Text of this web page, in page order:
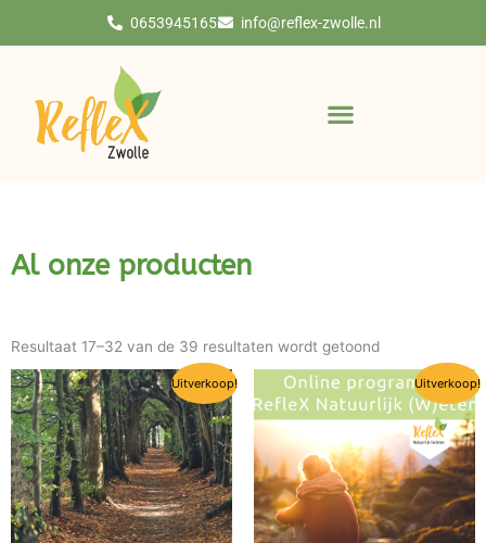
0653945165 info@reflex-zwolle.nl
Al onze producten
Resultaat 17–32 van de 39 resultaten wordt getoond
Uitverkoop!
Oorspronkelijke
prijs
was:
€ 390,00.
Huidige
prijs
is:
€ 340,00.
Uitverkoop!
Oorspronkelijke
prijs
was:
Huidige
prijs
is:
€ 150,00.